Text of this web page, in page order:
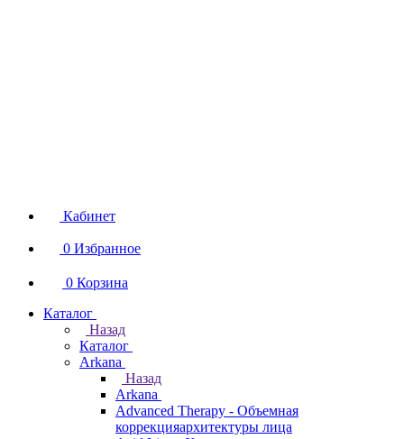
Кабинет
0 Избранное
0 Корзина
Каталог
Назад
Каталог
Arkana
Назад
Arkana
Advanced Therapy - Объемная
коррекцияархитектуры лица